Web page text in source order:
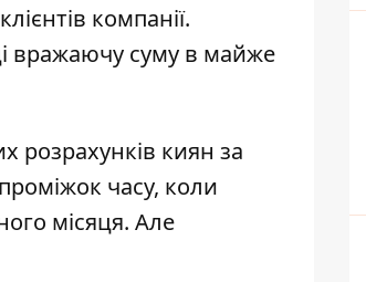
компанії.
вражаючу суму в майже
розрахунків киян за
часу, коли
місяця. Але